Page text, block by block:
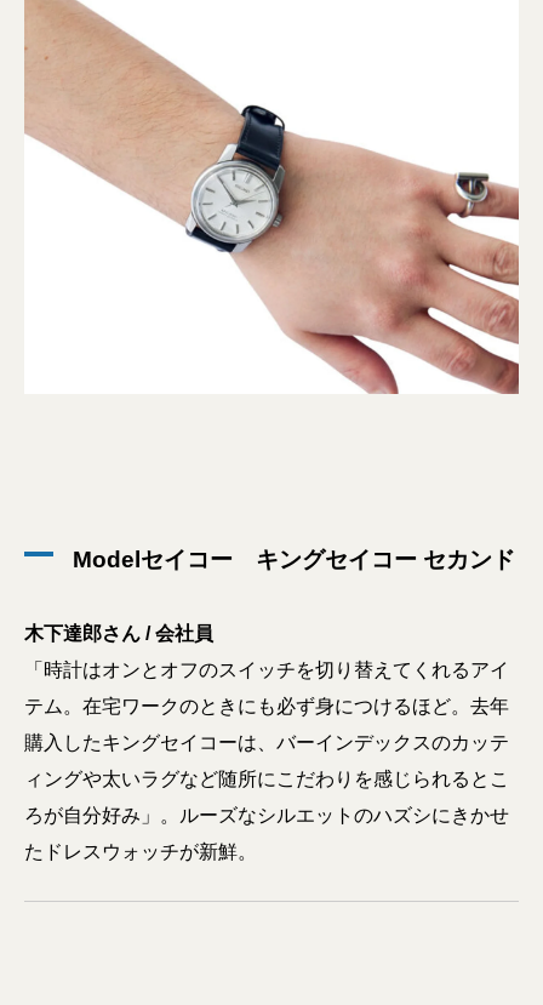
Modelセイコー キングセイコー セカンド
木下達郎さん / 会社員
「時計はオンとオフのスイッチを切り替えてくれるアイ
テム。在宅ワークのときにも必ず身につけるほど。去年
購入したキングセイコーは、バーインデックスのカッテ
ィングや太いラグなど随所にこだわりを感じられるとこ
ろが自分好み」。ルーズなシルエットのハズシにきかせ
たドレスウォッチが新鮮。